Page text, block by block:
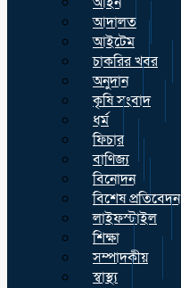
আদালত
আইটেম
চাকরির খবর
অনুদান
কৃষি সংবাদ
ধর্ম
ফিচার
বাণিজ্য
বিনোদন
বিশেষ প্রতিবেদন
লাইফস্টাইল
শিক্ষা
সম্পাদকীয়
স্বাস্থ্য